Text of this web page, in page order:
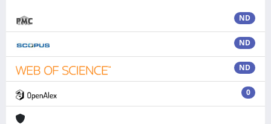
ND
ND
ND
0